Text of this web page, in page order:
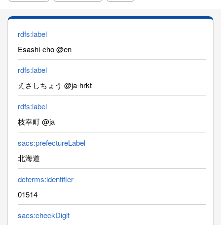
rdfs:label
Esashi-cho @en
rdfs:label
えさしちょう @ja-hrkt
rdfs:label
枝幸町 @ja
sacs:prefectureLabel
北海道
dcterms:identifier
01514
sacs:checkDigit